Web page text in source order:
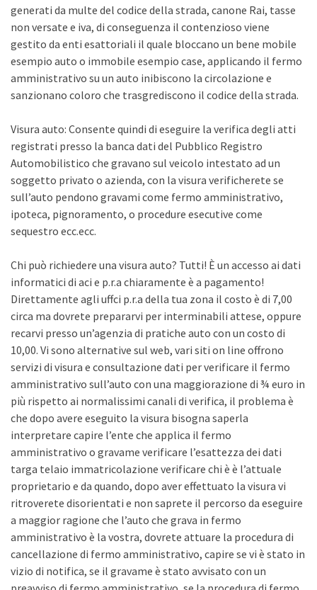
generati da multe del codice della strada, canone Rai, tasse
non versate e iva, di conseguenza il contenzioso viene
gestito da enti esattoriali il quale bloccano un bene mobile
esempio auto o immobile esempio case, applicando il fermo
amministrativo su un auto inibiscono la circolazione e
sanzionano coloro che trasgrediscono il codice della strada.
Visura auto: Consente quindi di eseguire la verifica degli atti
registrati presso la banca dati del Pubblico Registro
Automobilistico che gravano sul veicolo intestato ad un
soggetto privato o azienda, con la visura verificherete se
sull’auto pendono gravami come fermo amministrativo,
ipoteca, pignoramento, o procedure esecutive come
sequestro ecc.ecc.
Chi può richiedere una visura auto? Tutti! È un accesso ai dati
informatici di aci e p.r.a chiaramente è a pagamento!
Direttamente agli uffci p.r.a della tua zona il costo è di 7,00
circa ma dovrete prepararvi per interminabili attese, oppure
recarvi presso un’agenzia di pratiche auto con un costo di
10,00. Vi sono alternative sul web, vari siti on line offrono
servizi di visura e consultazione dati per verificare il fermo
amministrativo sull’auto con una maggiorazione di ¾ euro in
più rispetto ai normalissimi canali di verifica, il problema è
che dopo avere eseguito la visura bisogna saperla
interpretare capire l’ente che applica il fermo
amministrativo o gravame verificare l’esattezza dei dati
targa telaio immatricolazione verificare chi è è l’attuale
proprietario e da quando, dopo aver effettuato la visura vi
ritroverete disorientati e non saprete il percorso da eseguire
a maggior ragione che l’auto che grava in fermo
amministrativo è la vostra, dovrete attuare la procedura di
cancellazione di fermo amministrativo, capire se vi è stato in
vizio di notifica, se il gravame è stato avvisato con un